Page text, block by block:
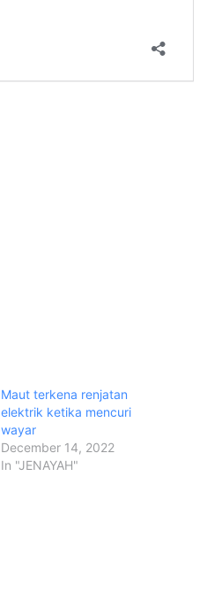
Maut terkena renjatan
elektrik ketika mencuri
wayar
December 14, 2022
In "JENAYAH"